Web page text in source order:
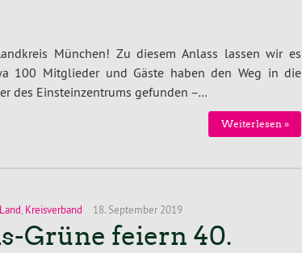
München! Zu diesem Anlass lassen wir es
100 Mit­glie­der und Gäste haben den Weg in die
des Ein­stein­zen­trums gefunden –…
Wei­ter­le­sen »
Kreisverband 18. September 2019
Grüne feiern 40.